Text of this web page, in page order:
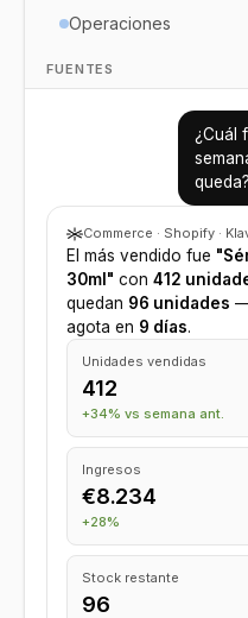
Operaciones
FUENTES
¿Cuál
queda?
Commerce · Shopify ·
El más vendido fue
30ml" con 412
quedan 96 unidades —
agota en 9 días.
Unidades vendidas
412
+34% vs semana ant.
Ingresos
€8.234
+28%
Stock restante
96